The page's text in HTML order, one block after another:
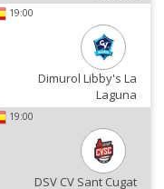
19:00
Dimurol Libby's La
Laguna
19:00
DSV CV Sant Cugat